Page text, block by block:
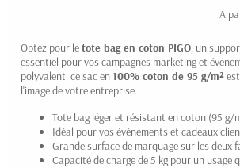
A
Optez pour letote bag en coton PIGO , un
essentiel pour vos campagnes marketing et
polyvalent, ce sac en100% coton de 95 g/m²
l'image de votre entreprise.
Tote bag léger et résistant en coton (95 g/
Idéal pour vos événements et cadeaux
Grande surface de marquage sur les deux
Capacité de charge de 5 kg pour un usage